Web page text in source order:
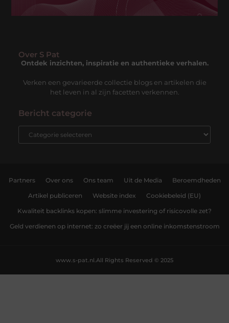
Over S Pat
Ontdek inzichten, inspiratie en authentieke verhalen.
Verken een gevarieerde collectie blogs en artikelen die
het leven in al zijn facetten verkennen.
Bericht categorie
Partners Over ons Ons team Uit de Media Beroemdheden
Artikel publiceren Website index Cookiebeleid (EU)
Kwaliteit backlinks kopen: slimme investering of risicovolle zet?
Geld verdienen op internet: zo creëer jij een online inkomstenstroom
All Rights Reserved © 2025
www.s-pat.nl.